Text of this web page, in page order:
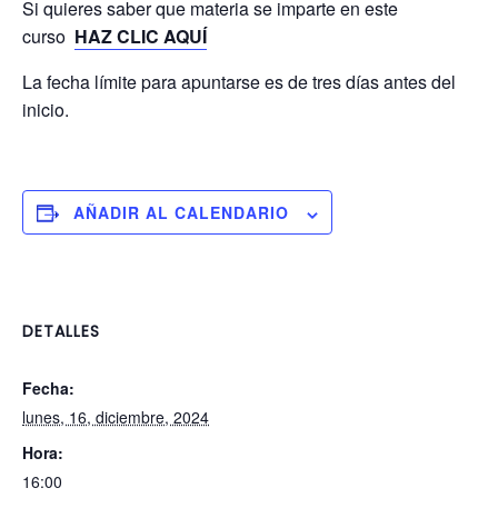
Si quieres saber que materia se imparte en este
curso HAZ CLIC AQUÍ
La fecha límite para apuntarse es de tres días antes del
inicio.
AÑADIR AL CALENDARIO
DETALLES
Fecha:
lunes, 16, diciembre, 2024
Hora:
16:00